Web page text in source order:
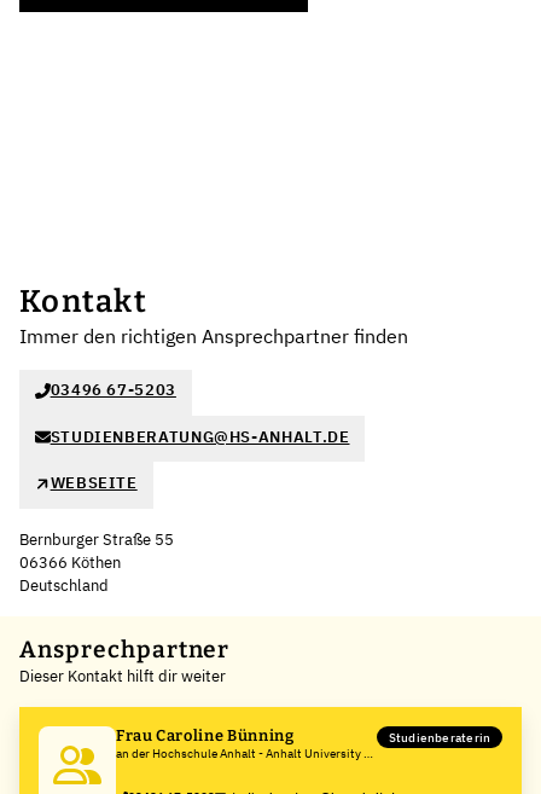
Kontakt
Immer den richtigen Ansprechpartner finden
03496 67-5203
STUDIENBERATUNG@HS-ANHALT.DE
WEBSEITE
Bernburger Straße 55
06366 Köthen
Deutschland
+
−
Ansprechpartner
Dieser Kontakt hilft dir weiter
Frau Caroline Bünning
an der Hochschule Anhalt - Anhalt University of
Studienberaterin